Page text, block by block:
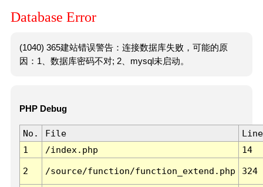
Database Error
(1040) 365建站错误警告：连接数据库失败，可能的原
因：1、数据库密码不对; 2、mysql未启动。
PHP Debug
No. File
Line
1
/index.php 14
2 /source/function/function_extend.php 324